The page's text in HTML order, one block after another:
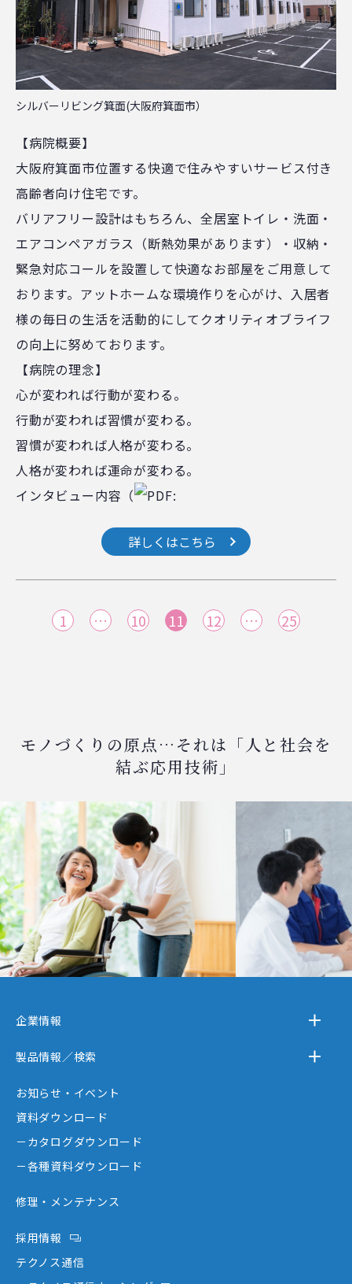
シルバーリビング箕面(大阪府箕面市）
【病院概要】
大阪府箕面市位置する快適で住みやすいサービス付き
高齢者向け住宅です。
バリアフリー設計はもちろん、全居室トイレ・洗面・
エアコンペアガラス（断熱効果があります）・収納・
緊急対応コールを設置して快適なお部屋をご用意して
おります。アットホームな環境作りを心がけ、入居者
様の毎日の生活を活動的にしてクオリティオブライフ
の向上に努めております。
【病院の理念】
心が変われば行動が変わる。
行動が変われば習慣が変わる。
習慣が変われば人格が変わる。
人格が変われば運命が変わる。
インタビュー内容 （ PDF:
詳しくはこちら
1 … 10 11 12 … 25
モノづくりの原点…それは「人と社会を
結ぶ応用技術」
企業情報
－企業情報
－テクノスジャパンが選ばれる理由
－創業者大西秀憲ヒストリー
製品情報／検索
お知らせ・イベント
資料ダウンロード
－カタログダウンロード
－各種資料ダウンロード
修理・メンテナンス
採用情報
テクノス通信